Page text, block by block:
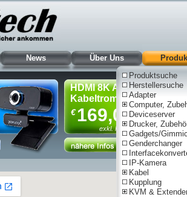
News Über Uns
Produktsuche
Herstellersuche
Adapter
Computer,
Deviceserver
Drucker,
Gadgets/
Genderchanger
IP-Kamera
Kabel
Kupplung
KVM &
HDMI 8K AOC
Kabeltrommel, 90m
169,00
€
exkl. MwSt.
Nur für